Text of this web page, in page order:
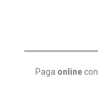
Paga online con